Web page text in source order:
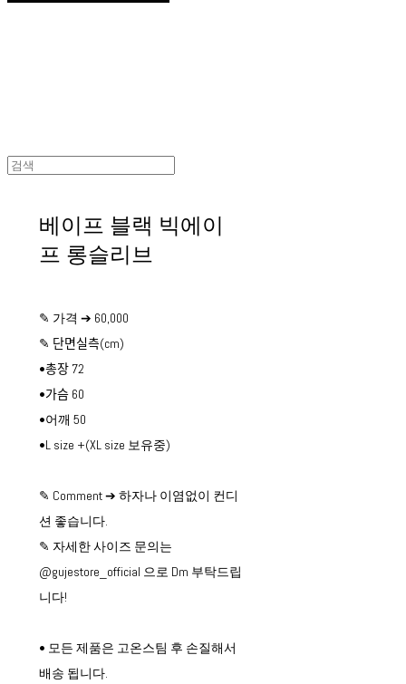
베이프 블랙 빅에이
프 롱슬리브
✎ 가격 ➔ 60,000
✎ 단면실측(cm)
•총장 72
•가슴 60
•어깨 50
•L size +(XL size 보유중)
✎ Comment ➔ 하자나 이염없이 컨디
션 좋습니다.
✎ 자세한 사이즈 문의는
@gujestore_official 으로 Dm 부탁드립
니다!
• 모든 제품은 고온스팀 후 손질해서
배송 됩니다.